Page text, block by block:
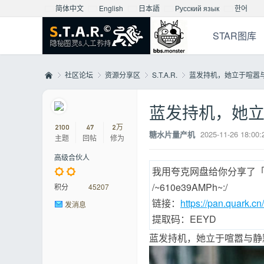
简体中文 English 日本語 Русский язык 한어
STAR图库
»
社区论坛
›
资源分享区 S.T.A.R. 蓝发持机，她立于喧嚣
2100
主题
47
回帖
2万
修为
高级合伙人
积分
45207
发消息
蓝发持机，她
糖水片量产机 2025-11-26
我用夸克网盘给你分享了
/~610e39AMPh~:/
链接： https://
提取码：EEYD
蓝发持机，她立于喧嚣与